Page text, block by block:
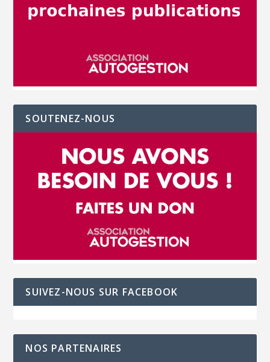
SOUTENEZ-NOUS
SUIVEZ-NOUS SUR FACEBOOK
NOS PARTENAIRES